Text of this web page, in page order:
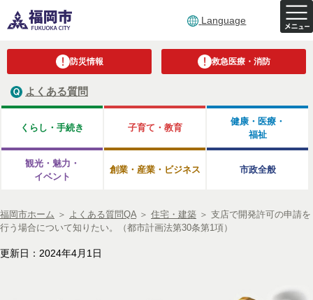
Language
防災情報 救急医療・消防
よくある質問
くらし・手続き 子育て・教育
健康・医療・
福祉
観光・魅力・
イベント
創業・産業・ビジネス 市政全般
福岡市ホーム ＞ よくある質問QA ＞ 住宅・建築 ＞ 支店で開発許可の申請を
行う場合について知りたい。（都市計画法第30条第1項）
更新日：2024年4月1日